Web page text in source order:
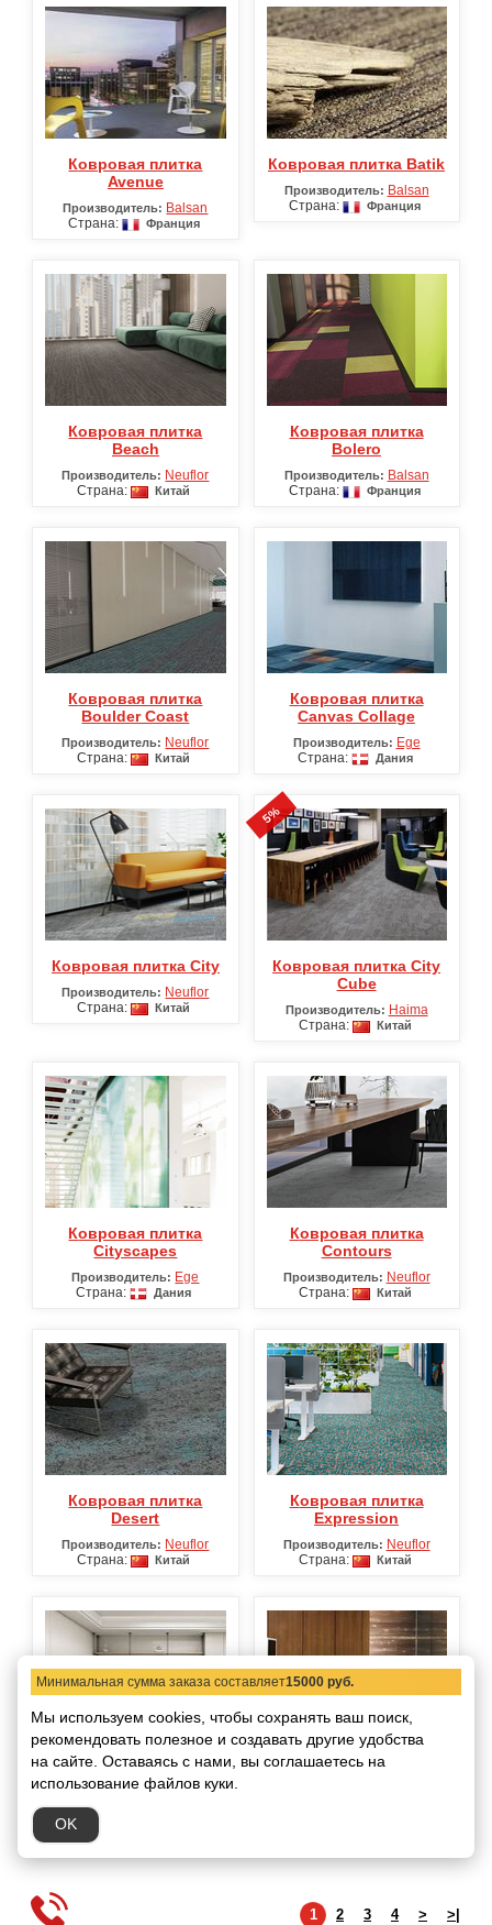
Ковровая плитка
Avenue
Производитель: Balsan
Страна:
Франция
Ковровая плитка Batik
Производитель: Balsan
Страна:
Франция
Ковровая плитка
Beach
Производитель: Neuflor
Страна:
Китай
Ковровая плитка
Bolero
Производитель: Balsan
Страна:
Франция
Ковровая плитка
Boulder Coast
Производитель: Neuflor
Страна:
Китай
Ковровая плитка
Canvas Collage
Производитель: Ege
Страна:
Дания
Ковровая плитка City
Производитель: Neuflor
Страна:
Китай
5%
Ковровая плитка City
Cube
Производитель: Haima
Страна:
Китай
Ковровая плитка
Cityscapes
Производитель: Ege
Страна:
Дания
Ковровая плитка
Contours
Производитель: Neuflor
Страна:
Китай
Ковровая плитка
Desert
Производитель: Neuflor
Страна:
Китай
Ковровая плитка
Expression
Производитель: Neuflor
Страна:
Китай
Ковровая плитка Farm
Land
Производитель:
Ковровая плитка
1 2 3 4 > >|
Минимальная сумма заказа составляет15000 руб.
Мы используем cookies, чтобы сохранять ваш поиск,
рекомендовать полезное и создавать другие удобства
на сайте. Оставаясь с нами, вы соглашаетесь на
использование файлов куки.
OK